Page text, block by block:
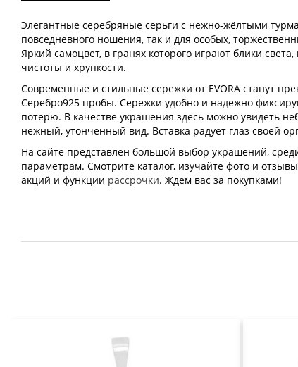
Элегантные серебряные серьги с нежно-жёлтыми
повседневного ношения, так и для особых,
Яркий самоцвет, в гранях которого играют блики
чистоты и хрупкости.
Современные и стильные сережки от EVORA станут
Серебро925 пробы. Сережки удобно и надежно
потерю. В качестве украшения здесь можно увидеть
нежный, утонченный вид. Вставка радует глаз своей
На сайте представлен большой выбор украшений,
параметрам. Смотрите каталог, изучайте фото и
акций и функции рассрочки. Ждем вас за покупками!